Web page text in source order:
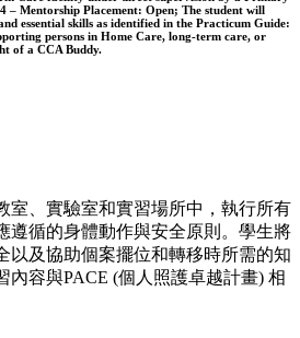
– Mentorship Placement: Open; The student will
essential skills as identified in the Practicum Guide:
persons in Home Care, long-term care, or
of a CCA Buddy.
室、實驗室和實習場所中，執行所有
遵循的身體動作與安全原則。學生將
以及協助個案擺位和轉移時所需的知
內容與PACE (個人照護卓越計畫) 相